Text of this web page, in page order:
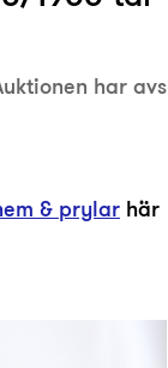
har
& prylar här